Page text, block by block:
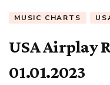
MUSIC CHARTS
USA Airplay
01.01.2023